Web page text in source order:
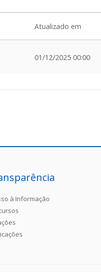
Atualizado em
01/12/2025 00:00
à Informação